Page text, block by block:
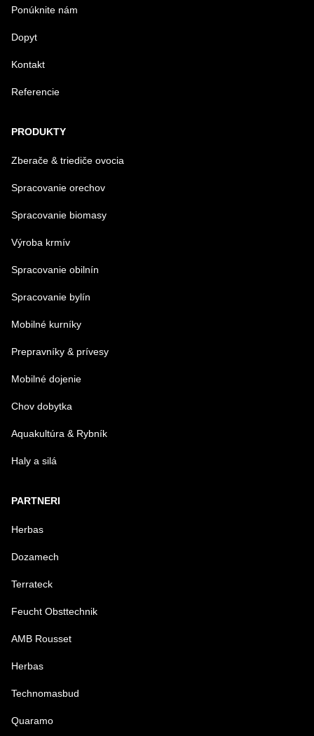
Odoslať
Ponúknite nám
Dopyt
Kontakt
Referencie
PRODUKTY
Zberače & triediče ovocia
Spracovanie orechov
Spracovanie biomasy
Výroba krmív
Spracovanie obilnín
Spracovanie bylín
Mobilné kurníky
Prepravníky & prívesy
Mobilné dojenie
Chov dobytka
Aquakultúra & Rybník
Haly a silá
PARTNERI
Herbas
Dozamech
Terrateck
Feucht Obsttechnik
AMB Rousset
Herbas
Technomasbud
Quaramo